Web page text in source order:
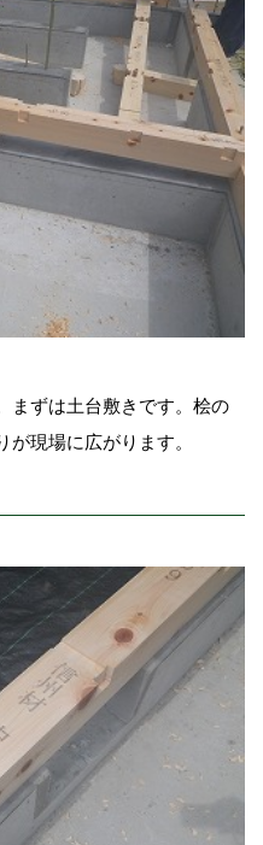
まずは土台敷きです。桧の
現場に広がります。